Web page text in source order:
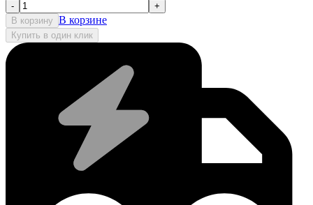
-
+
В корзину В корзине
Купить в один клик